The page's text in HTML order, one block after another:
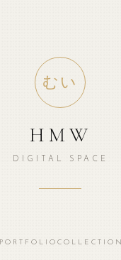
むい
HMW
DIGITAL SPACE
PORTFOLIO COLLECTION